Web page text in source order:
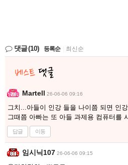
댓글(10) 등록순 최신순
Martell 26-06-06 09:16
그치...아들이 인강 들을 나이쯤 되면 인
그때쯤 아빠는 또 아들 과제용 컴퓨터를
답글 이동
임시닉107 26-06-06 09:15